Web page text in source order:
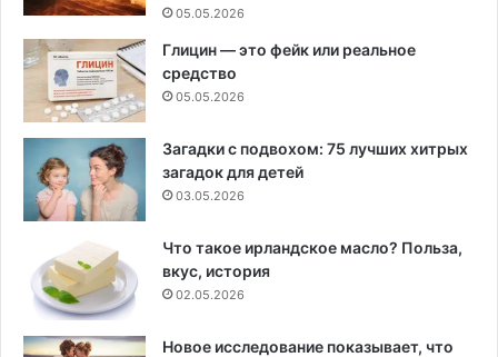
05.05.2026
Глицин — это фейк или реальное
средство
05.05.2026
Загадки с подвохом: 75 лучших хитрых
загадок для детей
03.05.2026
Что такое ирландское масло? Польза,
вкус, история
02.05.2026
Новое исследование показывает, что